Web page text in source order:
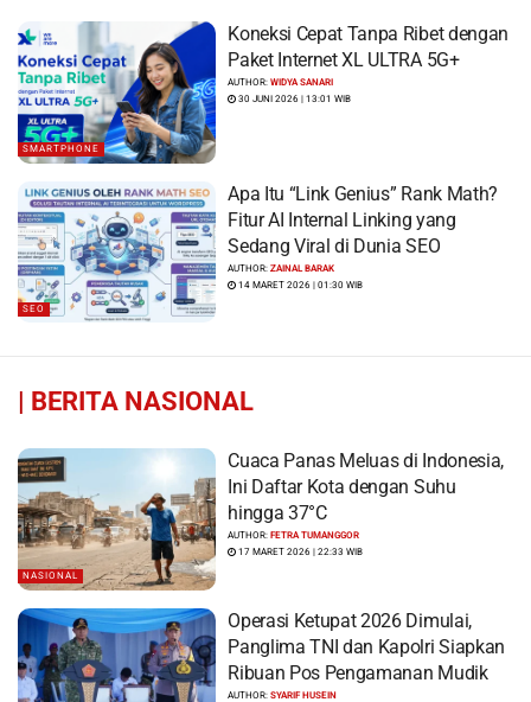
SMARTPHONE
Koneksi Cepat Tanpa Ribet dengan
Paket Internet XL ULTRA 5G+
AUTHOR:WIDYA SANARI
30 JUNI 2026 | 13:01 WIB
SEO
Apa Itu “Link Genius” Rank Math?
Fitur AI Internal Linking yang
Sedang Viral di Dunia SEO
AUTHOR:ZAINAL BARAK
14 MARET 2026 | 01:30 WIB
| BERITA NASIONAL
NASIONAL
Cuaca Panas Meluas di Indonesia,
Ini Daftar Kota dengan Suhu
hingga 37°C
AUTHOR:FETRA TUMANGGOR
17 MARET 2026 | 22:33 WIB
Operasi Ketupat 2026 Dimulai,
Panglima TNI dan Kapolri Siapkan
Ribuan Pos Pengamanan Mudik
AUTHOR:SYARIF HUSEIN